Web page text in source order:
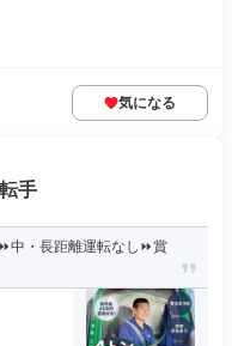
気になる
手
中・長距離運転なし⏩賞